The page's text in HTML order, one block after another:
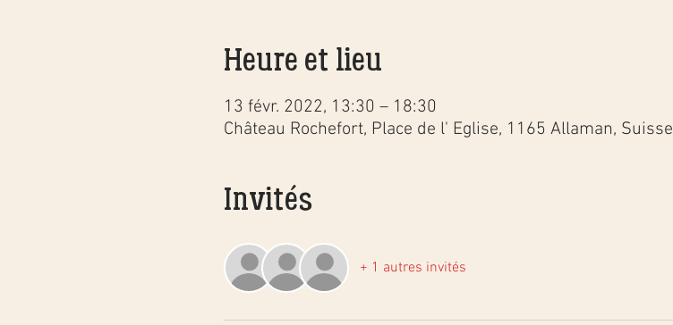
Heure et lieu
13 févr. 2022, 13:30 – 18:30
Château Rochefort, Place de l' Eglise, 1165 Allaman, Suisse
Invités
+ 1 autres invités